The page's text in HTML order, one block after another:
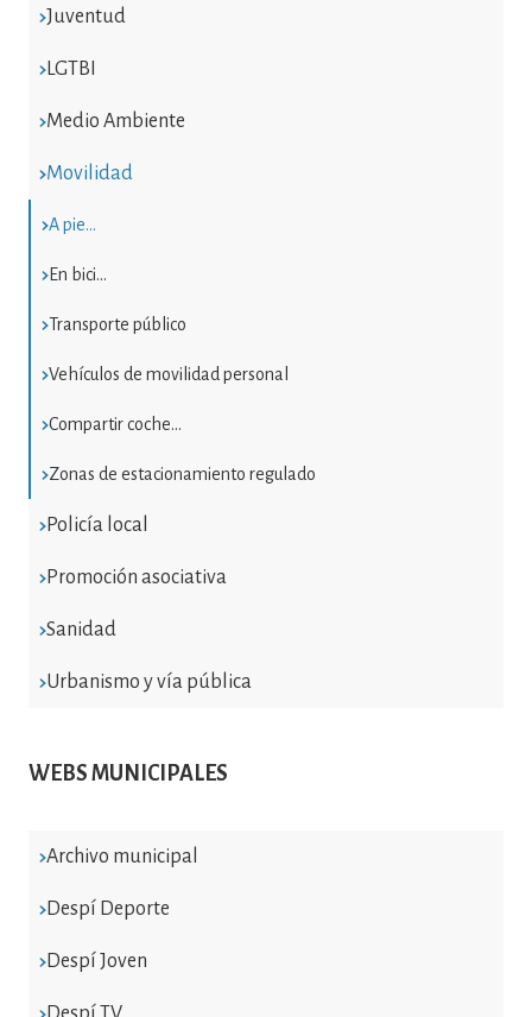
Juventud
LGTBI
Medio Ambiente
Movilidad
A pie...
En bici...
Transporte público
Vehículos de movilidad personal
Compartir coche...
Zonas de estacionamiento regulado
Policía local
Promoción asociativa
Sanidad
Urbanismo y vía pública
WEBS MUNICIPALES
Archivo municipal
Despí Deporte
Despí Joven